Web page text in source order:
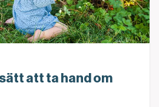
att ta hand om